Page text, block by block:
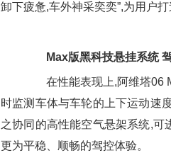
卸下疲惫,车外神采奕奕”,为用户
Max版黑科技悬挂系统
在性能表现上,阿维塔06
时监测车体与车轮的上下运动速
之协同的高性能空气悬架系统,可
更为平稳、顺畅的驾控体验。